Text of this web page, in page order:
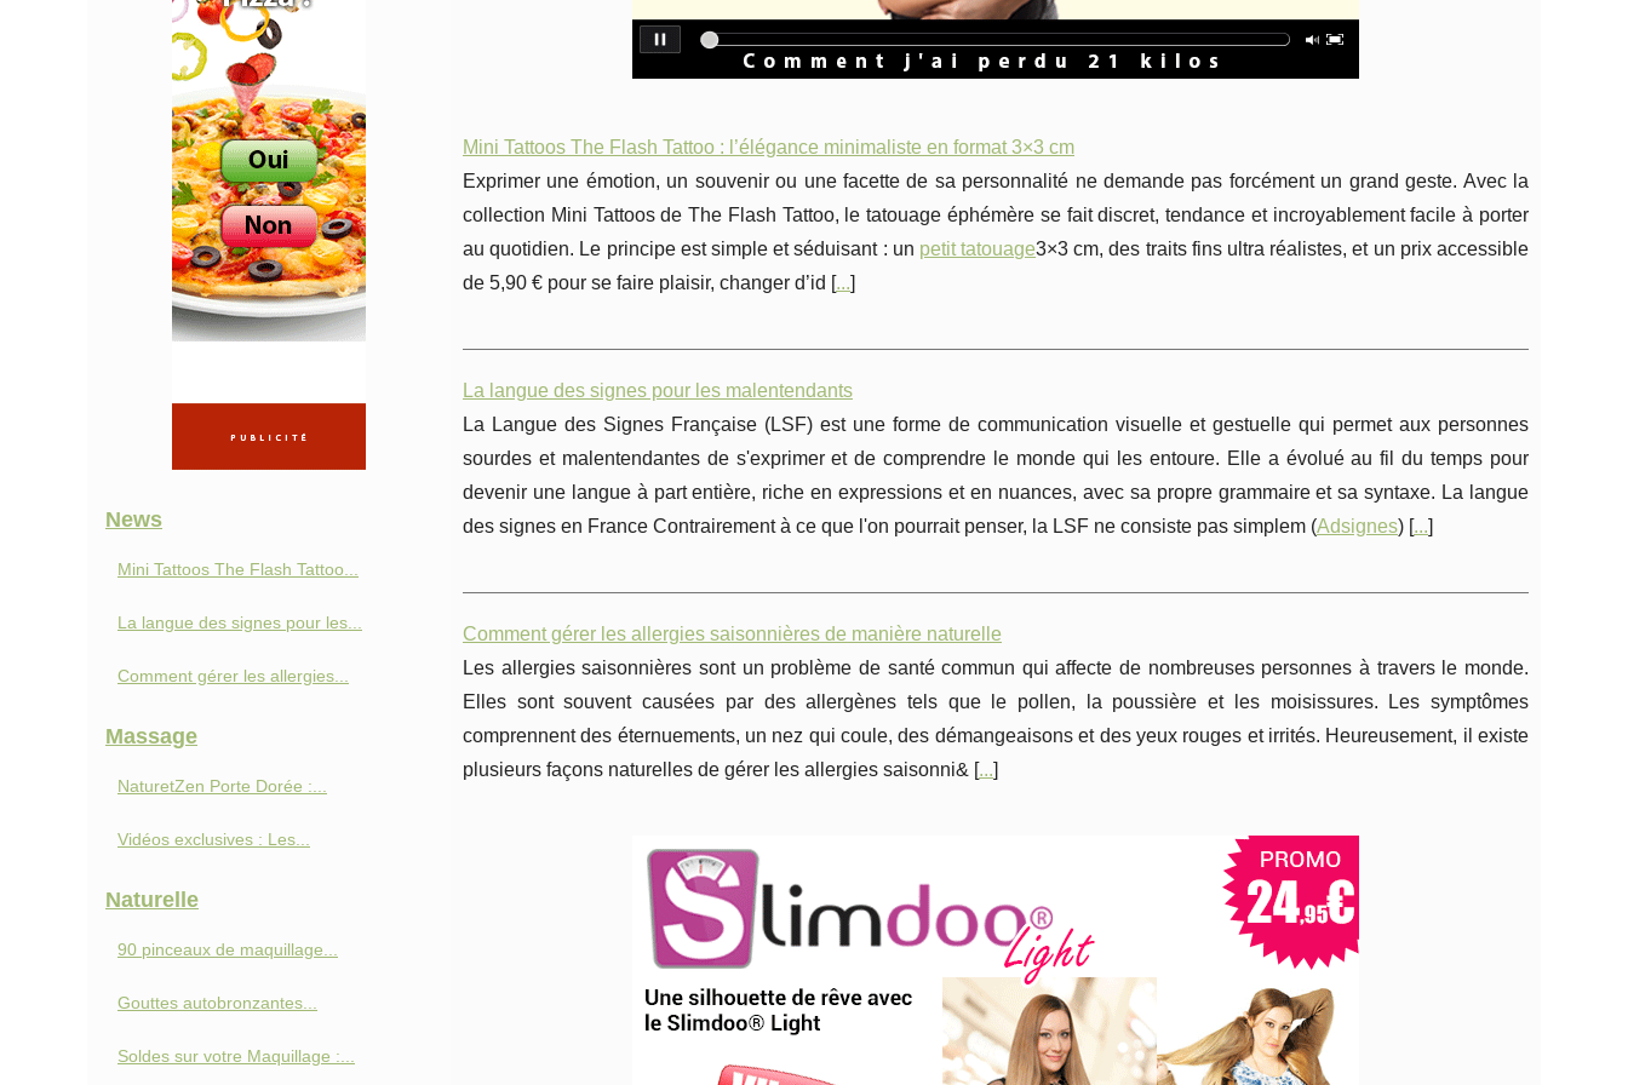
Mini Tattoos The Flash Tattoo : l’élégance minimaliste en format 3×3 cm
Exprimer une émotion, un souvenir ou une facette de sa personnalité ne demande pas forcément un grand geste. Avec la
collection Mini Tattoos de The Flash Tattoo, le tatouage éphémère se fait discret, tendance et incroyablement facile à porter
au quotidien. Le principe est simple et séduisant : un petit tatouage3×3 cm, des traits fins ultra réalistes, et un prix accessible
de 5,90 € pour se faire plaisir, changer d’id [...]
La langue des signes pour les malentendants
La Langue des Signes Française (LSF) est une forme de communication visuelle et gestuelle qui permet aux personnes
sourdes et malentendantes de s'exprimer et de comprendre le monde qui les entoure. Elle a évolué au fil du temps pour
devenir une langue à part entière, riche en expressions et en nuances, avec sa propre grammaire et sa syntaxe. La langue
des signes en France Contrairement à ce que l'on pourrait penser, la LSF ne consiste pas simplem (Adsignes) [...]
Comment gérer les allergies saisonnières de manière naturelle
Les allergies saisonnières sont un problème de santé commun qui affecte de nombreuses personnes à travers le monde.
Elles sont souvent causées par des allergènes tels que le pollen, la poussière et les moisissures. Les symptômes
comprennent des éternuements, un nez qui coule, des démangeaisons et des yeux rouges et irrités. Heureusement, il existe
plusieurs façons naturelles de gérer les allergies saisonni& [...]
News
Mini Tattoos The Flash Tattoo...
La langue des signes pour les...
Comment gérer les allergies...
Massage
NaturetZen Porte Dorée :...
Vidéos exclusives : Les...
Naturelle
90 pinceaux de maquillage...
Gouttes autobronzantes...
Soldes sur votre Maquillage :...